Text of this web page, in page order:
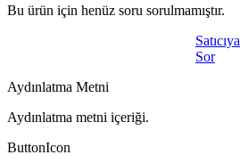
Bu ürün için henüz soru sorulmamıştır.
Satıcıya
Sor
Aydınlatma Metni
Aydınlatma metni içeriği.
ButtonIcon